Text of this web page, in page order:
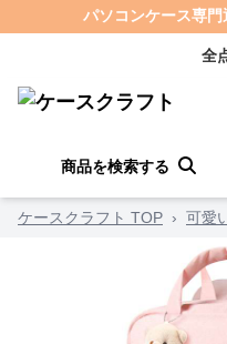
パソコンケース専
全
商品を検索する
ケースクラフト TOP › 可愛